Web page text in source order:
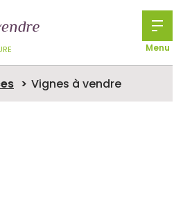
Menu
Vignes à vendre